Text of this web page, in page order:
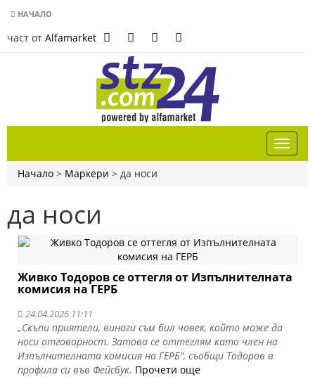
НАЧАЛО
част от Alfamarket
Начало > Маркери > да носи
да носи
Живко Тодоров се оттегля от Изпълнителната
комисия на ГЕРБ
24.04.2026 11:11
„Скъпи приятели, винаги съм бил човек, който може да
носи отговорност. Затова се оттеглям като член на
Изпълнителната комисия на ГЕРБ", съобщи Тодоров в
профила си във Фейсбук. Прочети още